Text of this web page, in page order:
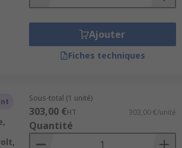
Ajouter
Fiches techniques
Sous-total (1 unité)
303,00 €HT 303,00 €/unité
Quantité